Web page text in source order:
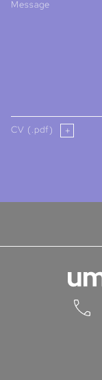
Message
CV (.pdf)